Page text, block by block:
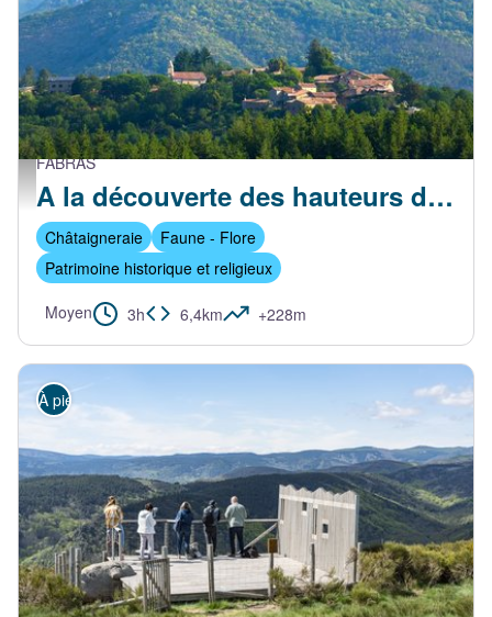
FABRAS
A la découverte des hauteurs de Fabras
Châtaigneraie
Faune - Flore
Patrimoine historique et religieux
Moyen
3h 6,4km +228m
À pied